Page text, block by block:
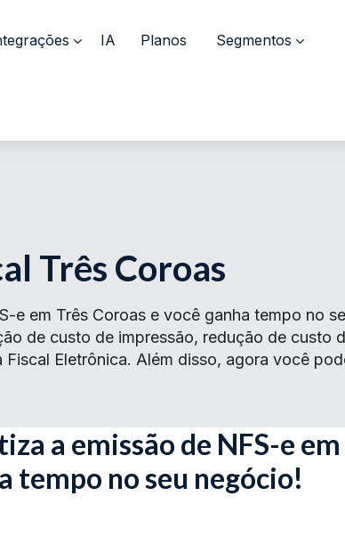
IA Planos Segmentos
Três Coroas
e em Três Coroas e você ganha tempo no
de custo de impressão, redução de custo
Eletrônica. Além disso, agora você
a emissão de NFS-e em
tempo no seu negócio!